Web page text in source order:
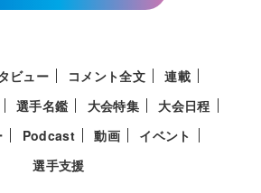
ビュー コメント全文
連載
選手名鑑 大会特集
大会日程
Podcast 動画
イベント
選手支援